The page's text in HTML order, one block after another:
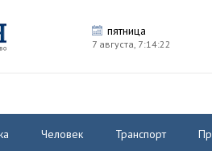
пятница
7 августа, 7:14:23
Человек Транспорт